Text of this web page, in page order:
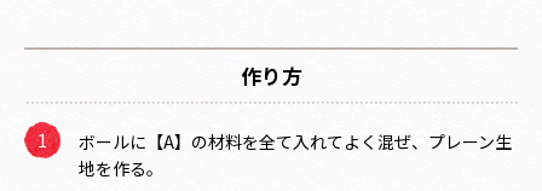
作り方
ボールに【A】の材料を全て入れてよく混ぜ、プレーン生
地を作る。